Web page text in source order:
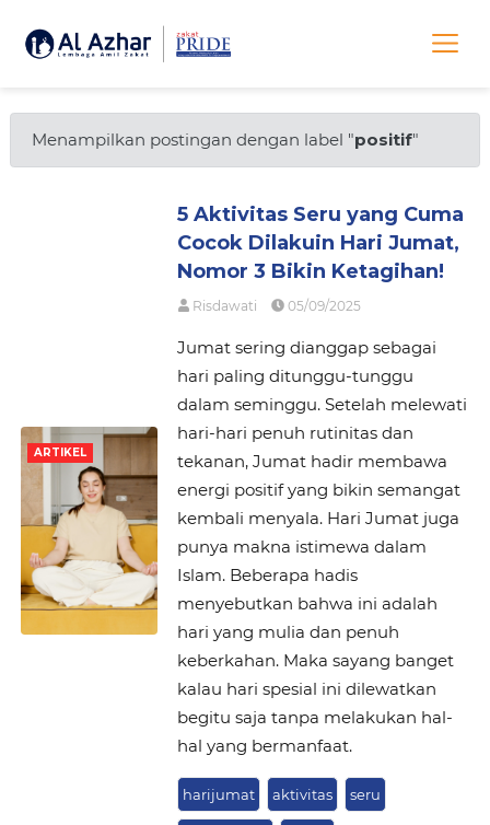
Menampilkan postingan dengan label "positif"
ARTIKEL
5 Aktivitas Seru yang Cuma
Cocok Dilakuin Hari Jumat,
Nomor 3 Bikin Ketagihan!
Risdawati 05/09/2025
Jumat sering dianggap sebagai
hari paling ditunggu-tunggu
dalam seminggu. Setelah melewati
hari-hari penuh rutinitas dan
tekanan, Jumat hadir membawa
energi positif yang bikin semangat
kembali menyala. Hari Jumat juga
punya makna istimewa dalam
Islam. Beberapa hadis
menyebutkan bahwa ini adalah
hari yang mulia dan penuh
keberkahan. Maka sayang banget
kalau hari spesial ini dilewatkan
begitu saja tanpa melakukan hal-
hal yang bermanfaat.
harijumat aktivitas seru